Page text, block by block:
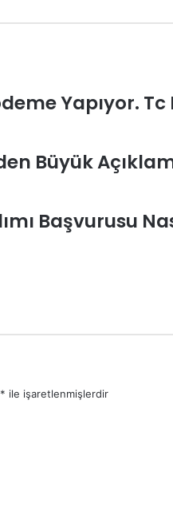
Yapıyor.
Büyük
Başvurusu
* ile işaretlenmişlerdir